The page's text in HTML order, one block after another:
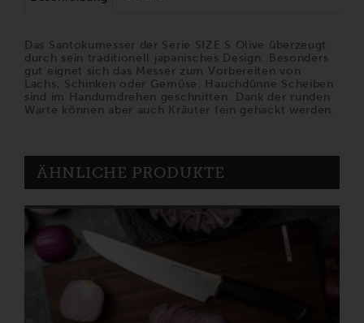
Das Santokumesser der Serie SIZE S Olive überzeugt
durch sein traditionell japanisches Design. Besonders
gut eignet sich das Messer zum Vorbereiten von
Lachs, Schinken oder Gemüse. Hauchdünne Scheiben
sind im Handumdrehen geschnitten. Dank der runden
Warte können aber auch Kräuter fein gehackt werden.
ÄHNLICHE PRODUKTE